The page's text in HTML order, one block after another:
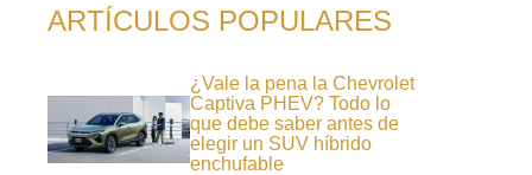
ARTÍCULOS POPULARES
¿Vale la pena la Chevrolet
Captiva PHEV? Todo lo
que debe saber antes de
elegir un SUV híbrido
enchufable